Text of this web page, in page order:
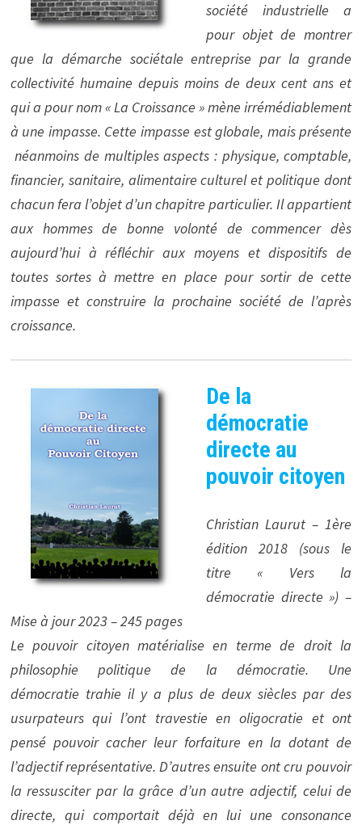
société industrielle a
pour objet de montrer
que la démarche sociétale entreprise par la grande
collectivité humaine depuis moins de deux cent ans et
qui a pour nom « La Croissance » mène irrémédiablement
à une impasse. Cette impasse est globale, mais présente
néanmoins de multiples aspects : physique, comptable,
financier, sanitaire, alimentaire culturel et politique dont
chacun fera l’objet d’un chapitre particulier. Il appartient
aux hommes de bonne volonté de commencer dès
aujourd’hui à réfléchir aux moyens et dispositifs de
toutes sortes à mettre en place pour sortir de cette
impasse et construire la prochaine société de l’après
croissance.
De la
démocratie
directe au
pouvoir citoyen
Christian Laurut – 1ère
édition 2018 (sous le
titre « Vers la
démocratie directe ») –
Mise à jour 2023 – 245 pages
Le pouvoir citoyen matérialise en terme de droit la
philosophie politique de la démocratie. Une
démocratie trahie il y a plus de deux siècles par des
usurpateurs qui l’ont travestie en oligocratie et ont
pensé pouvoir cacher leur forfaiture en la dotant de
l’adjectif représentative. D’autres ensuite ont cru pouvoir
la ressusciter par la grâce d’un autre adjectif, celui de
directe, qui comportait déjà en lui une consonance